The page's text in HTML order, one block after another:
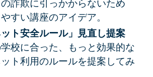
詐欺に引っかからないため
すい講座のアイデア。
ト安全ルール」見直し提案
校に合った、もっと効果的な
ト利用のルールを提案してみ